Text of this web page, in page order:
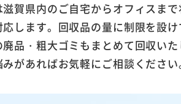
賀県内のご自宅からオフィスま
します。回収品の量に制限を設
品・粗大ゴミもまとめて回収い
があればお気軽にご相談ください